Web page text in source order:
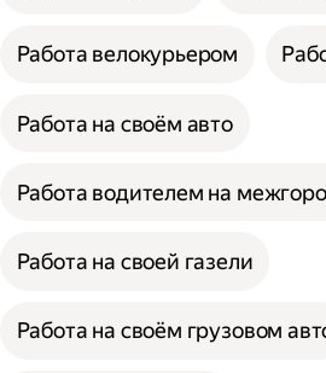
Работа велокурьером
Работа на своём авто
Работа водителем на
Работа на своей газели
Работа на своём грузовом